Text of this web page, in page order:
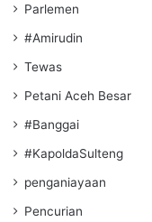
Parlemen
#Amirudin
Tewas
Petani Aceh Besar
#Banggai
#KapoldaSulteng
penganiayaan
Pencurian